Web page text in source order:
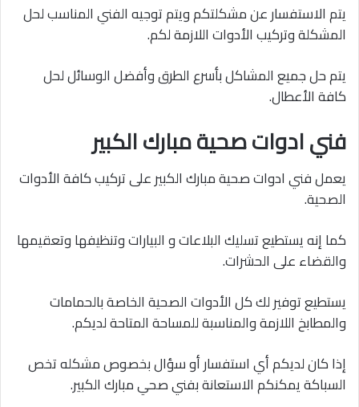
يتم الاستفسار عن مشكلتكم ويتم توجيه الفني المناسب لحل
المشكلة وتركيب الأدوات اللازمة لكم.
يتم حل جميع المشاكل بأسرع الطرق وأفضل الوسائل لحل
كافة الأعطال.
فني ادوات صحية مبارك الكبير
يعمل فني ادوات صحية مبارك الكبير على تركيب كافة الأدوات
الصحية.
كما إنه يستطيع تسليك البلاعات و البيارات وتنظيفها وتعقيمها
والقضاء على الحشرات.
يستطيع توفير لك كل الأدوات الصحية الخاصة بالحمامات
والمطابخ اللازمة والمناسبة للمساحة المتاحة لديكم.
إذا كان لديكم أي استفسار أو سؤال بخصوص مشكله تخص
السباكة يمكنكم الاستعانة بفني صحي مبارك الكبير.